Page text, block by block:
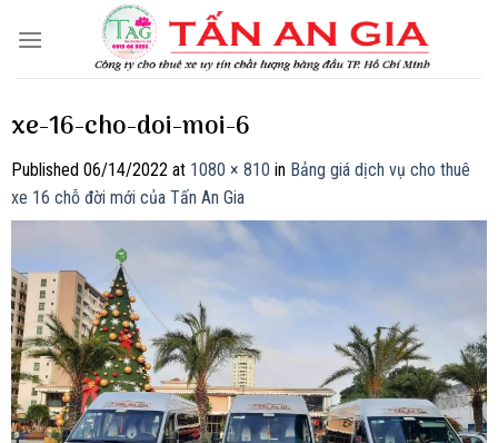
xe-16-cho-doi-moi-6
Published 06/14/2022 at 1080 × 810 in Bảng giá dịch vụ cho thuê
xe 16 chỗ đời mới của Tấn An Gia